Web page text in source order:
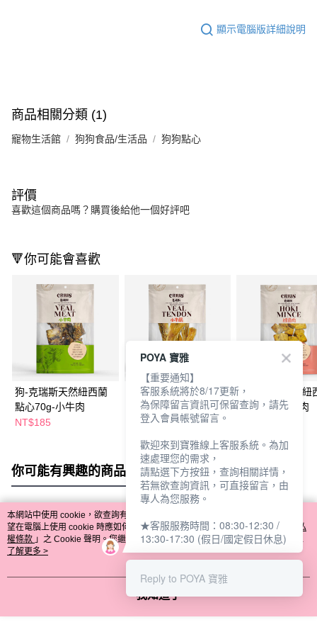
顯示電腦版詳細說明
商品相關分類 (1)
寵物生活館 狗狗食品/生活品 狗狗點心
評價
喜歡這個商品嗎？購買後給他一個好評吧
🔻你可能會喜歡
狗-克瑞斯天然紐西蘭
點心70g-小牛肉
NT$185
狗-克瑞斯天然紐西蘭
點心60g-小牛筋
NT$185
狗-克瑞斯天然紐
點心60g-鱈魚肉
你可能有興趣的商品 全站排行
熱門標籤
本網站中使用 cookie，欲查詢有關本網站使用 cookie 方式之詳情，及若您不希
望在電腦上使用 cookie 時應如何變更電腦的 cookie 設定，請參閱本網站「
隱私
權條款 」之 Cookie 聲明。您繼續使用本網站即表示您同意本公司得按本網站使
用條款之 Cookie 聲明使用 cookie。
了解更多 >
我知道了
POYA 寶雅
【重要通知】
客服系統將於8/17更新，
為保障留言資訊可保留查詢，請先
登入會員帳號留言。
歡迎來到寶雅線上客服系統。為加
速處理您的需求，
請點選下方按鈕，查詢相關詳情，
若無欲查詢資訊，可直接留言，由
專人為您服務。
★客服服務時間：08:30-12:30 /
13:30-17:30 (假日/國定假日休息)
Reply to POYA 寶雅